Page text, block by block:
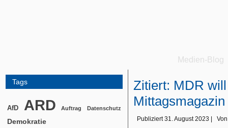
Medien-Blog
Tags
AfD ARD Auftrag Datenschutz
Demokratie
Zitiert: MDR
Publiziert 31. August 2023 Von